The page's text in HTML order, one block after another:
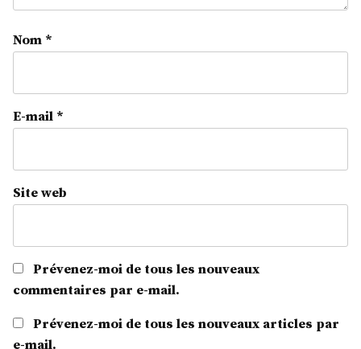
Nom *
E-mail *
Site web
Prévenez-moi de tous les nouveaux
commentaires par e-mail.
Prévenez-moi de tous les nouveaux articles par
e-mail.